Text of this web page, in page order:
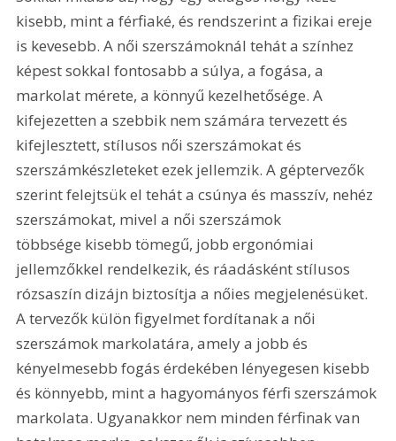
kisebb, mint a férfiaké, és rendszerint a fizikai ereje
is kevesebb. A női szerszámoknál tehát a színhez
képest sokkal fontosabb a súlya, a fogása, a
markolat mérete, a könnyű kezelhetősége. A
kifejezetten a szebbik nem számára tervezett és
kifejlesztett, stílusos női szerszámokat és
szerszámkészleteket ezek jellemzik. A géptervezők
szerint felejtsük el tehát a csúnya és masszív, nehéz
szerszámokat, mivel a női szerszámok
többsége kisebb tömegű, jobb ergonómiai
jellemzőkkel rendelkezik, és ráadásként stílusos
rózsaszín dizájn biztosítja a nőies megjelenésüket.
A tervezők külön figyelmet fordítanak a női
szerszámok markolatára, amely a jobb és
kényelmesebb fogás érdekében lényegesen kisebb
és könnyebb, mint a hagyományos férfi szerszámok
markolata. Ugyanakkor nem minden férfinak van